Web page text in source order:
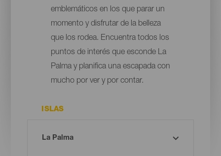
emblemáticos en los que parar un
momento y disfrutar de la belleza
que los rodea. Encuentra todos los
puntos de interés que esconde La
Palma y planifica una escapada con
mucho por ver y por contar.
ISLAS